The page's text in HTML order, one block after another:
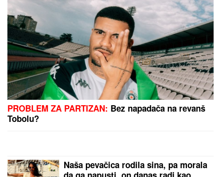
"TO TRAJE GODINAMA KADA SE
NAPIJE"Jelena i Sloba Radanović
prvi put o pretnjama Ane Nikolić,
TUŽE JE pa otkrili šta se
desilo:"Spominje mi bolesno dete"
(VIDEO)